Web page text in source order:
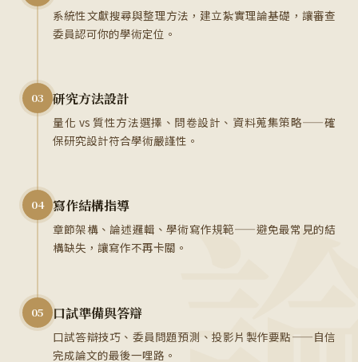
系統性文獻搜尋與整理方法，建立紮實理論基礎，讓審查
委員認可你的學術定位。
03 研究方法設計
量化 vs 質性方法選擇、問卷設計、資料蒐集策略——確
保研究設計符合學術嚴謹性。
04 寫作結構指導
章節架構、論述邏輯、學術寫作規範——避免最常見的結
構缺失，讓寫作不再卡關。
05 口試準備與答辯
口試答辯技巧、委員問題預測、投影片製作要點——自信
完成論文的最後一哩路。